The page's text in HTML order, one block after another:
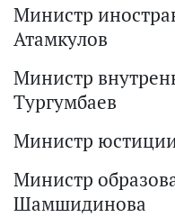
Министр
Атамкулов
Министр
Тургумбаев
Министр
Министр
Шамшидинова